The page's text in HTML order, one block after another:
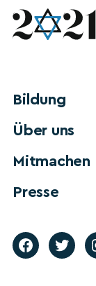
Bildung
Über uns
Mitmachen
Presse